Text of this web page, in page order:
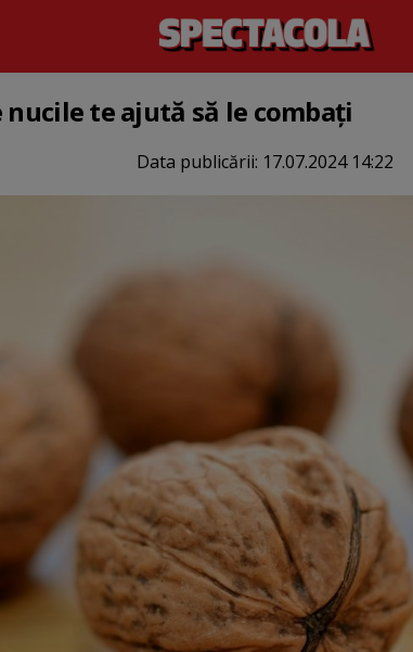
nucile te ajută să le combați
Data publicării: 17.07.2024 14:22